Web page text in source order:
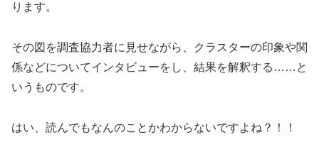
ります。
その図を調査協力者に見せながら、クラスターの印象や関
係などについてインタビューをし、結果を解釈する……と
いうものです。
はい、読んでもなんのことかわからないですよね？！！